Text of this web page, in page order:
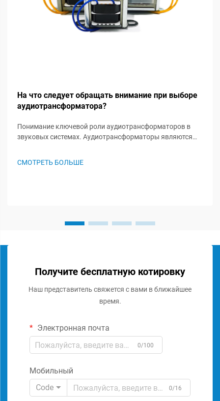
На что следует обращать внимание при выборе
аудиотрансформатора?
Понимание ключевой роли аудиотрансформаторов в
звуковых системах. Аудиотрансформаторы являются
обеспечении оптимальной работы аудиосистемы. Эти
СМОТРЕТЬ БОЛЬШЕ
Получите бесплатную котировку
Наш представитель свяжется с вами в ближайшее
время.
Электронная почта
0/100
Мобильный
Code
0/16